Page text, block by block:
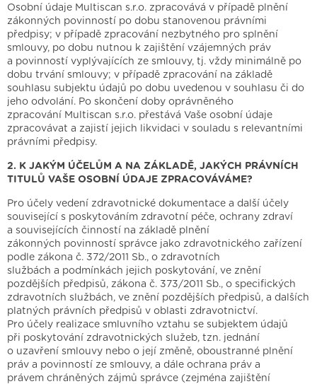
Osobní údaje Multiscan s.r.o. zpracovává v případě plnění
zákonných povinností po dobu stanovenou právními
předpisy; v případě zpracování nezbytného pro splnění
smlouvy, po dobu nutnou k zajištění vzájemných práv
a povinností vyplývajících ze smlouvy, tj. vždy minimálně po
dobu trvání smlouvy; v případě zpracování na základě
souhlasu subjektu údajů po dobu uvedenou v souhlasu či do
jeho odvolání. Po skončení doby oprávněného
zpracování Multiscan s.r.o. přestává Vaše osobní údaje
zpracovávat a zajistí jejich likvidaci v souladu s relevantními
právními předpisy.
2. K JAKÝM ÚČELŮM A NA ZÁKLADĚ, JAKÝCH PRÁVNÍCH
TITULŮ VAŠE OSOBNÍ ÚDAJE ZPRACOVÁVÁME?
Pro účely vedení zdravotnické dokumentace a další účely
související s poskytováním zdravotní péče, ochrany zdraví
a souvisejících činností na základě plnění
zákonných povinností správce jako zdravotnického zařízení
podle zákona č. 372/2011 Sb., o zdravotních
službách a podmínkách jejich poskytování, ve znění
pozdějších předpisů, zákona č. 373/2011 Sb., o specifických
zdravotních službách, ve znění pozdějších předpisů, a dalších
platných právních předpisů v oblasti zdravotnictví.
Pro účely realizace smluvního vztahu se subjektem údajů
při poskytování zdravotnických služeb, tzn. jednání
o uzavření smlouvy nebo o její změně, oboustranné plnění
práv a povinností ze smlouvy, a dále ochrana práv a
právem chráněných zájmů správce (zejména zajištění